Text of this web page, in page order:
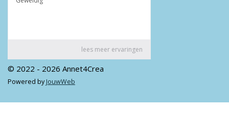
© 2022 - 2026 Annet4Crea
Powered by JouwWeb